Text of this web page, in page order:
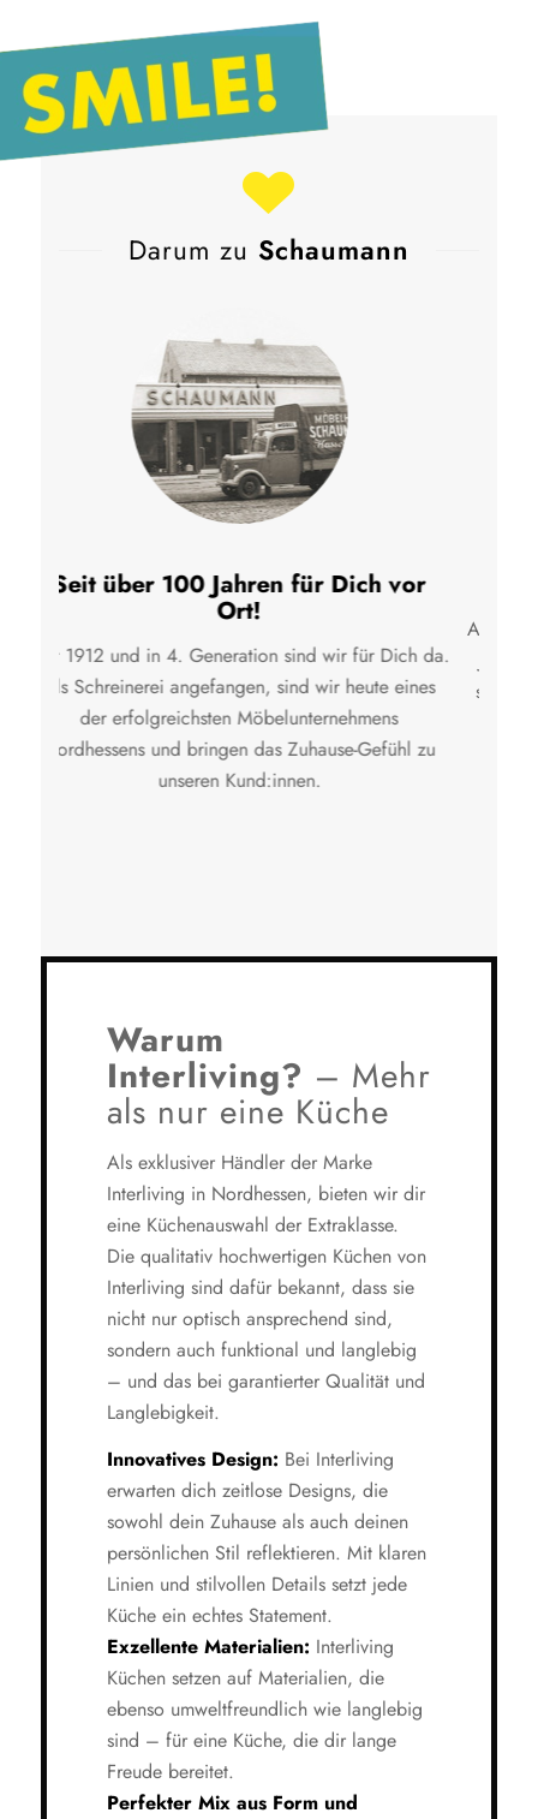
Darum zu Schaumann
98,7% zufriedene Kunden
An unserem Unternehmens-Grundsatz hat sich seit
jeher nichts geändert: Als zufriedene:r Kund:in
stehst Du im Mittelpunkt all unseren Tuns. Unser
größter Lohn ist daher das Feedback und die
Weiterempfehlung unserer Kund:innen.
Warum
Interliving? – Mehr
als nur eine Küche
Als exklusiver Händler der Marke
Interliving in Nordhessen, bieten wir dir
eine Küchenauswahl der Extraklasse.
Die qualitativ hochwertigen Küchen von
Interliving sind dafür bekannt, dass sie
nicht nur optisch ansprechend sind,
sondern auch funktional und langlebig
– und das bei garantierter Qualität und
Langlebigkeit.
Innovatives Design: Bei Interliving
erwarten dich zeitlose Designs, die
sowohl dein Zuhause als auch deinen
persönlichen Stil reflektieren. Mit klaren
Linien und stilvollen Details setzt jede
Küche ein echtes Statement.
Exzellente Materialien: Interliving
Küchen setzen auf Materialien, die
ebenso umweltfreundlich wie langlebig
sind – für eine Küche, die dir lange
Freude bereitet.
Perfekter Mix aus Form und